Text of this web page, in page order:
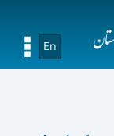
En